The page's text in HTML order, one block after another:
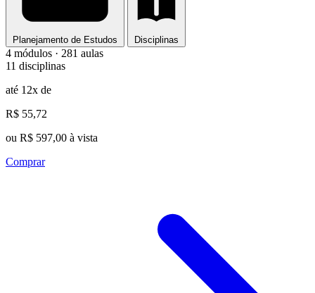
Planejamento de Estudos Disciplinas
4 módulos · 281 aulas
11 disciplinas
até 12x de
R$ 55,72
ou R$ 597,00 à vista
Comprar